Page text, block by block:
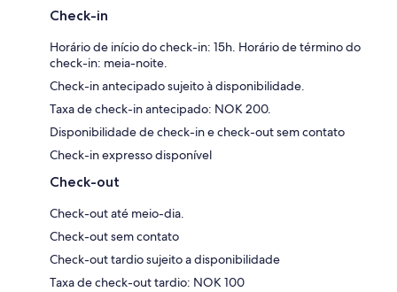
Check-in
Horário de início do check-in: 15h. Horário de término do
check-in: meia-noite.
Check-in antecipado sujeito à disponibilidade.
Taxa de check-in antecipado: NOK 200.
Disponibilidade de check-in e check-out sem contato
Check-in expresso disponível
Check-out
Check-out até meio-dia.
Check-out sem contato
Check-out tardio sujeito a disponibilidade
Taxa de check-out tardio: NOK 100